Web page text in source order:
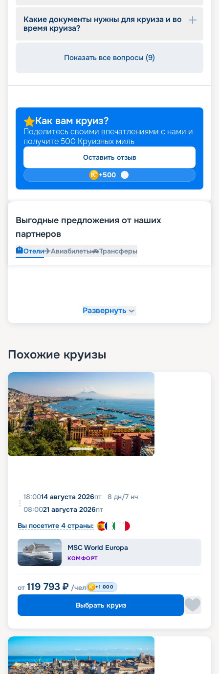
Какие документы нужны для круиза и во
время круиза?
Показать все вопросы (9)
Как вам круиз?
Поделитесь своими впечатлениями с нами и
получите 500 Круизных миль
Оставить отзыв
+500
Выгодные предложения от наших
партнеров
🏨Отели✈️Авиабилеты🚗Трансферы
Развернуть
Похожие круизы
18:0014 августа 2026пт 8 дн/7 нч
08:0021 августа 2026пт
Вы посетите 4 страны:
MSC World Europa
КОМФОРТ
от 119 793 ₽ /чел +1 000
Выбрать круиз